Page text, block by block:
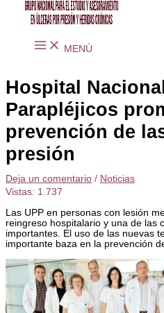
MENÚ
Hospital
Parapléjicos
prevención de
presión
Deja un comentario / Noticias
Vistas: 1.737
Las UPP en personas con lesión
reingreso hospitalario y una de las
importantes. El uso de las nuevas
importante baza en la prevención